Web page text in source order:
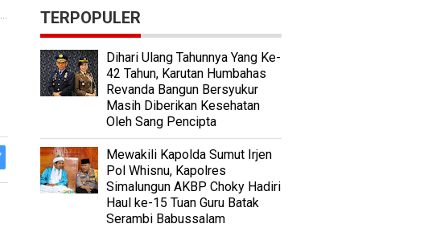
TERPOPULER
Dihari Ulang Tahunnya Yang Ke-
42 Tahun, Karutan Humbahas
Revanda Bangun Bersyukur
Masih Diberikan Kesehatan
Oleh Sang Pencipta
Mewakili Kapolda Sumut Irjen
Pol Whisnu, Kapolres
Simalungun AKBP Choky Hadiri
Haul ke-15 Tuan Guru Batak
Serambi Babussalam